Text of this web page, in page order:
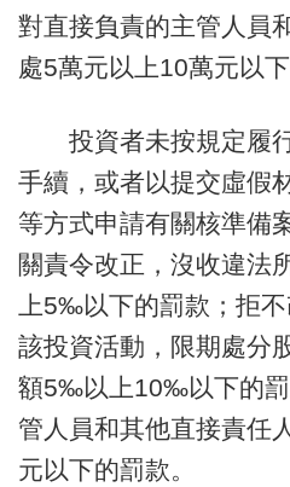
對直接負責的主管人員
處5萬元以上10萬元以下
投資者未按規定履行
手續，或者以提交虛假
等方式申請有關核準備
關責令改正，沒收違法
上5‰以下的罰款；拒
該投資活動，限期處分
額5‰以上10‰以下的罰
管人員和其他直接責任
元以下的罰款。